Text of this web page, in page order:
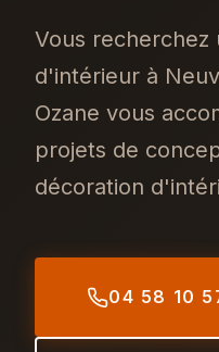
Vous recherchez
d'intérieur à
Ozane vous
projets de
décoration
04 58 10